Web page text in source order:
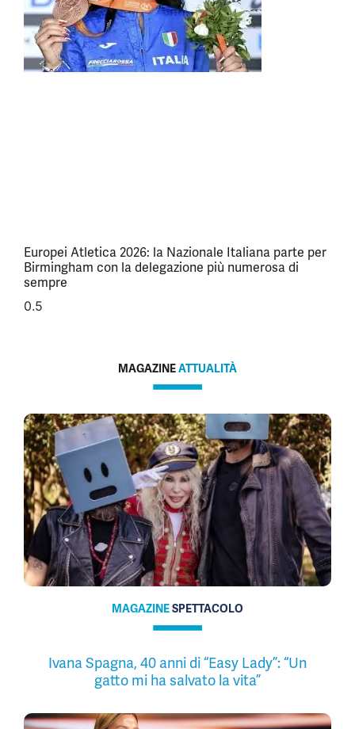
Europei Atletica 2026: la Nazionale Italiana parte per
Birmingham con la delegazione più numerosa di
sempre
MAGAZINEATTUALITÀ
MAGAZINESPETTACOLO
Ivana Spagna, 40 anni di “Easy Lady”: “Un
gatto mi ha salvato la vita”